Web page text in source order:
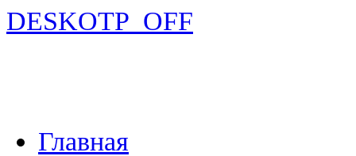
DESKOTP_OFF
Главная